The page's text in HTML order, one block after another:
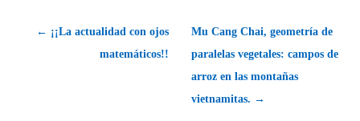
← ¡¡La actualidad con ojos
matemáticos!!
Mu Cang Chai, geometría de
paralelas vegetales: campos de
arroz en las montañas
vietnamitas. →